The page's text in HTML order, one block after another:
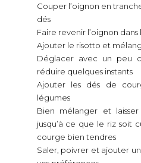
Couper l’oignon en
dés
Faire revenir l’oignon dans
Ajouter le risotto et
Déglacer avec un peu
réduire quelques instants
Ajouter les dés de
légumes
Bien mélanger et
jusqu’à ce que le riz soit
courge bien tendres
Saler, poivrer et ajouter